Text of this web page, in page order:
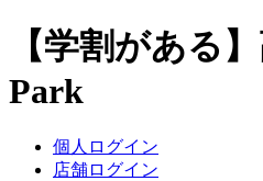
【学割がある
Park
個人ログイン
店舗ログイン